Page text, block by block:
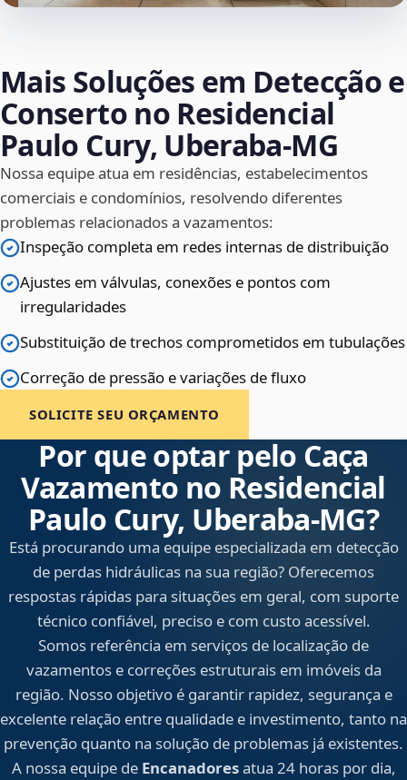
Mais Soluções em Detecção e
Conserto no Residencial
Paulo Cury, Uberaba‑MG
Nossa equipe atua em residências, estabelecimentos
comerciais e condomínios, resolvendo diferentes
problemas relacionados a vazamentos:
Inspeção completa em redes internas de distribuição
Ajustes em válvulas, conexões e pontos com
irregularidades
Substituição de trechos comprometidos em tubulações
Correção de pressão e variações de fluxo
SOLICITE SEU ORÇAMENTO
Por que optar pelo Caça
Vazamento no Residencial
Paulo Cury, Uberaba‑MG?
Está procurando uma equipe especializada em detecção
de perdas hidráulicas na sua região? Oferecemos
respostas rápidas para situações em geral, com suporte
técnico confiável, preciso e com custo acessível.
Somos referência em serviços de localização de
vazamentos e correções estruturais em imóveis da
região. Nosso objetivo é garantir rapidez, segurança e
excelente relação entre qualidade e investimento, tanto na
prevenção quanto na solução de problemas já existentes.
A nossa equipe de Encanadoresatua 24 horas por dia,